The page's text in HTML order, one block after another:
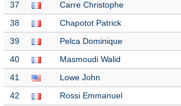
37 Carre Christophe
38 Chapotot Patrick
39 Pelca Dominique
40 Masmoudi Walid
41 Lowe John
42 Rossi Emmanuel